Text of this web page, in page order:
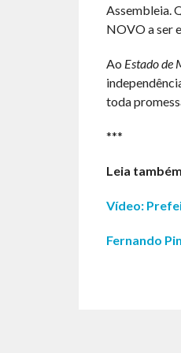
Assembleia.
NOVO a ser
Ao Estado de
toda
***
Leia
Vídeo:
Fernando